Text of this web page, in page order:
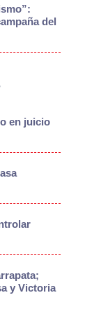
del
en juicio
y Victoria